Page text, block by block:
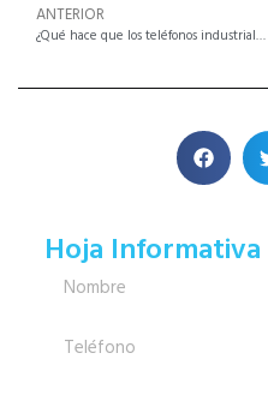
ANTERIOR
¿Qué hace que los teléfonos industriales sean esenciales para entornos difíciles?
Hoja Informativa